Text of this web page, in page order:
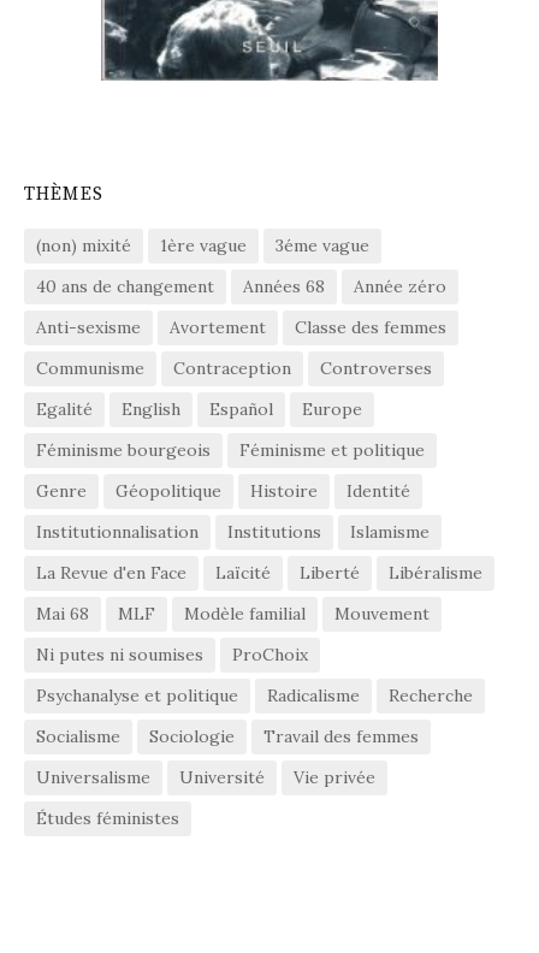
THÈMES
(non) mixité 1ère vague
3éme vague
40 ans de changement
Années 68
Année zéro
Anti-sexisme
Avortement
Classe des femmes
Communisme
Contraception
Controverses
Egalité
English Español
Europe
Féminisme bourgeois
Féminisme et politique
Genre
Géopolitique Histoire
Identité
Institutionnalisation
Institutions
Islamisme
La Revue d'en Face
Laïcité Liberté
Libéralisme
Mai 68
MLF Modèle familial
Mouvement
Ni putes ni soumises
ProChoix
Psychanalyse et politique
Radicalisme
Recherche
Socialisme
Sociologie
Travail des femmes
Universalisme
Université
Vie privée
Études féministes